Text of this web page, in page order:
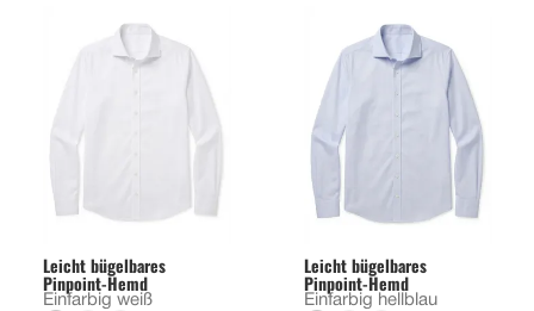
Leicht bügelbares
Pinpoint-Hemd
Einfarbig weiß
Leicht bügelbares
Pinpoint-Hemd
Einfarbig hellblau